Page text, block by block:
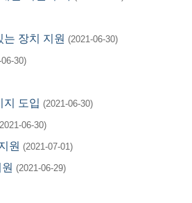
장치 지원 (2021-06-30)
30)
지 도입 (2021-06-30)
06-30)
원 (2021-07-01)
(2021-06-29)